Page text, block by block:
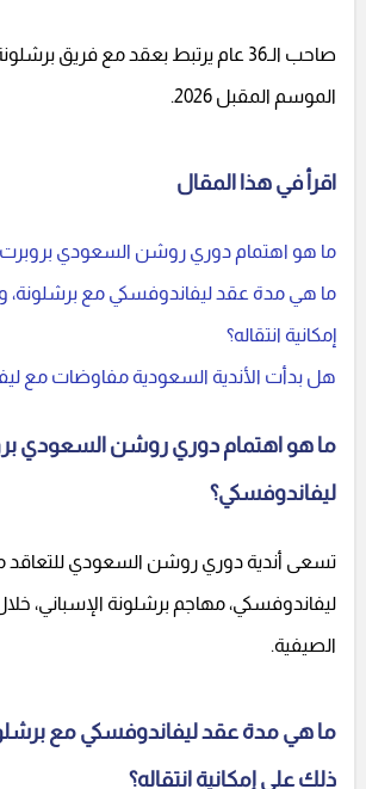
صاحب الـ36 عام يرتبط بعقد مع فريق
الموسم المقبل 2026.
اقرأ في هذا المقال
ما هو اهتمام دوري روشن السعودي
ما هي مدة عقد ليفاندوفسكي مع برشلونة،
إمكانية انتقاله؟
هل بدأت الأندية السعودية مفاوضات مع
ما هو اهتمام دوري روشن السعودي
ليفاندوفسكي؟
تسعى أندية دوري روشن السعودي للتعاقد
ليفاندوفسكي، مهاجم برشلونة الإسباني،
الصيفية.
ما هي مدة عقد ليفاندوفسكي مع
ذلك على إمكانية انتقاله؟